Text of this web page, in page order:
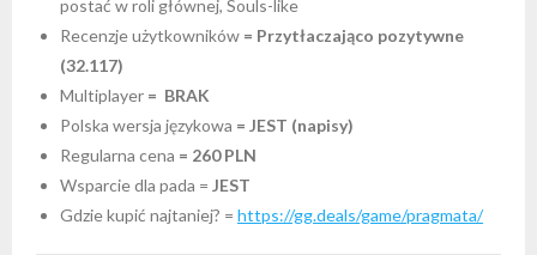
postać w roli głównej, Souls-like
Recenzje użytkowników = Przytłaczająco pozytywne
(32.117)
Multiplayer = BRAK
Polska wersja językowa = JEST (napisy)
Regularna cena = 260 PLN
Wsparcie dla pada = JEST
Gdzie kupić najtaniej? = https://gg.deals/game/pragmata/